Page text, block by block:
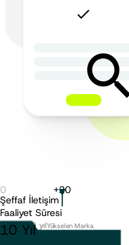
0 +20
Şeffaf İletişim
Faaliyet Süresi
10 Yıl
5 - 9 yılYükselen Marka
10 - 14 yıl